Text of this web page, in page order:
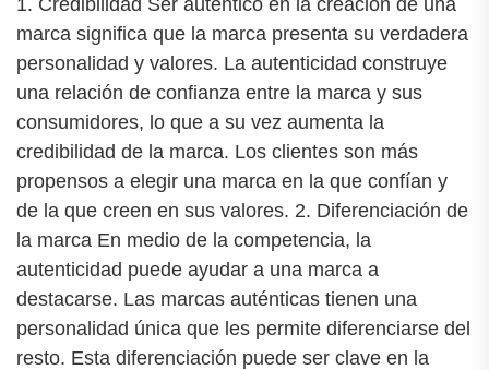
marca significa que la marca presenta su verdadera
personalidad y valores. La autenticidad construye
una relación de confianza entre la marca y sus
consumidores, lo que a su vez aumenta la
credibilidad de la marca. Los clientes son más
propensos a elegir una marca en la que confían y
de la que creen en sus valores. 2. Diferenciación de
la marca En medio de la competencia, la
autenticidad puede ayudar a una marca a
destacarse. Las marcas auténticas tienen una
personalidad única que les permite diferenciarse del
resto. Esta diferenciación puede ser clave en la